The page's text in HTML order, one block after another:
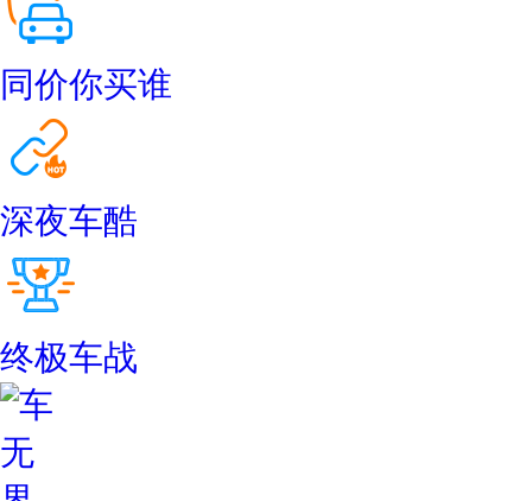
同价你买谁
深夜车酷
终极车战